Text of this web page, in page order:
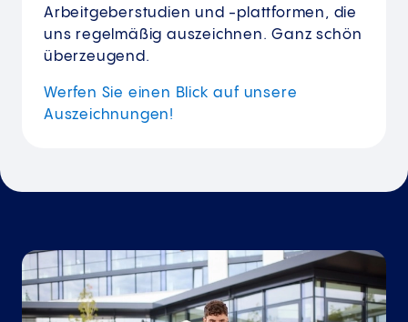
Arbeitgeberstudien und -plattformen, die
uns regelmäßig auszeichnen. Ganz schön
überzeugend.
Werfen Sie einen Blick auf unsere
Auszeichnungen!